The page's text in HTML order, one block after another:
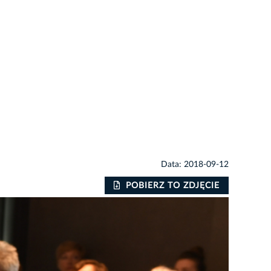
Data: 2018-09-12
POBIERZ TO ZDJĘCIE